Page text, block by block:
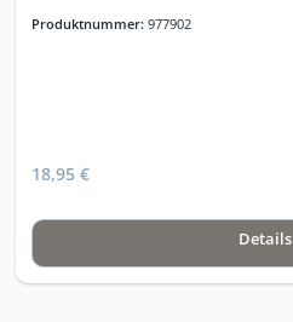
Produktnummer: 977902
18,95 €
Details